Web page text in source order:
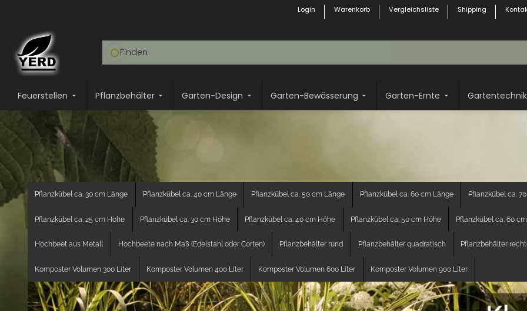
Login Warenkorb Vergleichsliste Shipping
Feuerstellen Pflanzbehälter Garten-Design Garten-Bewässerung Garten-Ernte Gartentechnik
Pflanzkübel ca. 30 cm Länge Pflanzkübel ca. 40 cm Länge Pflanzkübel ca. 50 cm Länge Pflanzkübel ca. 60 cm Länge Pflanzkübel ca.
Pflanzkübel ca. 25 cm Höhe Pflanzkübel ca. 30 cm Höhe Pflanzkübel ca. 40 cm Höhe Pflanzkübel ca. 50 cm Höhe Pflanzkübel ca. 60
Hochbeet aus Metall Hochbeete nach Maß (Edelstahl oder Corten) Pflanzbehälter rund Pflanzbehälter quadratisch Pflanzbehälter
Komposter Volumen 300 Liter Komposter Volumen 400 Liter Komposter Volumen 600 Liter Komposter Volumen 900 Liter